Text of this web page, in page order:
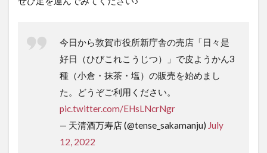
今日から敦賀市役所新庁舎の売店「日々是
好日（ひびこれこうじつ）」で皮ようかん3
種（小倉・抹茶・塩）の販売を始めまし
た。どうぞご利用ください。
pic.twitter.com/EHsLNcrNgr
— 天清酒万寿店 (@tense_sakamanju) July
12, 2022